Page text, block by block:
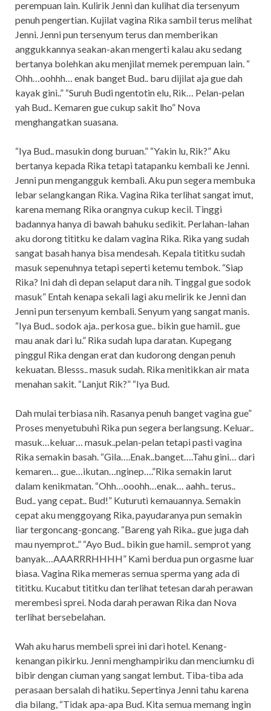
perempuan lain. Kulirik Jenni dan kulihat dia tersenyum
penuh pengertian. Kujilat vagina Rika sambil terus melihat
Jenni. Jenni pun tersenyum terus dan memberikan
anggukkannya seakan-akan mengerti kalau aku sedang
bertanya bolehkan aku menjilat memek perempuan lain. “
Ohh…oohhh… enak banget Bud.. baru dijilat aja gue dah
kayak gini..” “Suruh Budi ngentotin elu, Rik… Pelan-pelan
yah Bud.. Kemaren gue cukup sakit lho” Nova
menghangatkan suasana.
“Iya Bud.. masukin dong buruan.” “Yakin lu, Rik?” Aku
bertanya kepada Rika tetapi tatapanku kembali ke Jenni.
Jenni pun mengangguk kembali. Aku pun segera membuka
lebar selangkangan Rika. Vagina Rika terlihat sangat imut,
karena memang Rika orangnya cukup kecil. Tinggi
badannya hanya di bawah bahuku sedikit. Perlahan-lahan
aku dorong tititku ke dalam vagina Rika. Rika yang sudah
sangat basah hanya bisa mendesah. Kepala tititku sudah
masuk sepenuhnya tetapi seperti ketemu tembok. “Siap
Rika? Ini dah di depan selaput dara nih. Tinggal gue sodok
masuk” Entah kenapa sekali lagi aku melirik ke Jenni dan
Jenni pun tersenyum kembali. Senyum yang sangat manis.
“Iya Bud.. sodok aja.. perkosa gue.. bikin gue hamil.. gue
mau anak dari lu.” Rika sudah lupa daratan. Kupegang
pinggul Rika dengan erat dan kudorong dengan penuh
kekuatan. Blesss.. masuk sudah. Rika menitikkan air mata
menahan sakit. “Lanjut Rik?” “Iya Bud.
Dah mulai terbiasa nih. Rasanya penuh banget vagina gue”
Proses menyetubuhi Rika pun segera berlangsung. Keluar..
masuk…keluar… masuk..pelan-pelan tetapi pasti vagina
Rika semakin basah. “Gila….Enak..banget….Tahu gini… dari
kemaren… gue…ikutan…nginep….”Rika semakin larut
dalam kenikmatan. “Ohh…ooohh…enak… aahh.. terus..
Bud.. yang cepat.. Bud!” Kuturuti kemauannya. Semakin
cepat aku menggoyang Rika, payudaranya pun semakin
liar tergoncang-goncang. “Bareng yah Rika.. gue juga dah
mau nyemprot..” “Ayo Bud.. bikin gue hamil.. semprot yang
banyak…AAARRRHHHH” Kami berdua pun orgasme luar
biasa. Vagina Rika memeras semua sperma yang ada di
tititku. Kucabut tititku dan terlihat tetesan darah perawan
merembesi sprei. Noda darah perawan Rika dan Nova
terlihat bersebelahan.
Wah aku harus membeli sprei ini dari hotel. Kenang-
kenangan pikirku. Jenni menghampiriku dan menciumku di
bibir dengan ciuman yang sangat lembut. Tiba-tiba ada
perasaan bersalah di hatiku. Sepertinya Jenni tahu karena
dia bilang, “Tidak apa-apa Bud. Kita semua memang ingin